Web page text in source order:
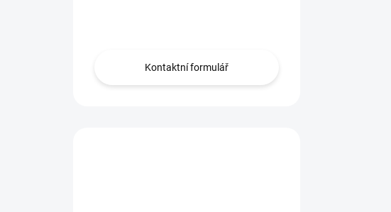
Kontaktní formulář